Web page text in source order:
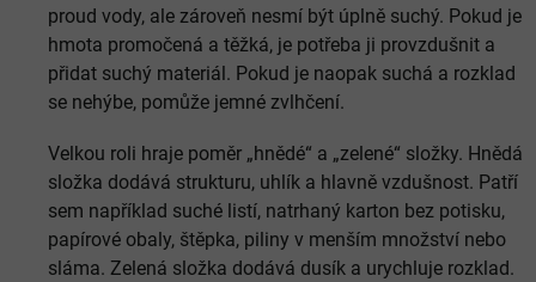
proud vody, ale zároveň nesmí být úplně suchý. Pokud je
hmota promočená a těžká, je potřeba ji provzdušnit a
přidat suchý materiál. Pokud je naopak suchá a rozklad
se nehýbe, pomůže jemné zvlhčení.
Velkou roli hraje poměr „hnědé“ a „zelené“ složky. Hnědá
složka dodává strukturu, uhlík a hlavně vzdušnost. Patří
sem například suché listí, natrhaný karton bez potisku,
papírové obaly, štěpka, piliny v menším množství nebo
sláma. Zelená složka dodává dusík a urychluje rozklad.